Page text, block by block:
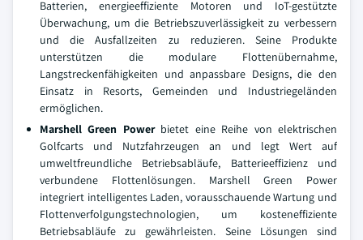
Batterien, energieeffiziente Motoren und IoT-gestützte
Überwachung, um die Betriebszuverlässigkeit zu verbessern
und die Ausfallzeiten zu reduzieren. Seine Produkte
unterstützen die modulare Flottenübernahme,
Langstreckenfähigkeiten und anpassbare Designs, die den
Einsatz in Resorts, Gemeinden und Industriegeländen
ermöglichen.
Marshell Green Powerbietet eine Reihe von elektrischen
Golfcarts und Nutzfahrzeugen an und legt Wert auf
umweltfreundliche Betriebsabläufe, Batterieeffizienz und
verbundene Flottenlösungen. Marshell Green Power
integriert intelligentes Laden, vorausschauende Wartung und
Flottenverfolgungstechnologien, um kosteneffiziente
Betriebsabläufe zu gewährleisten. Seine Lösungen sind